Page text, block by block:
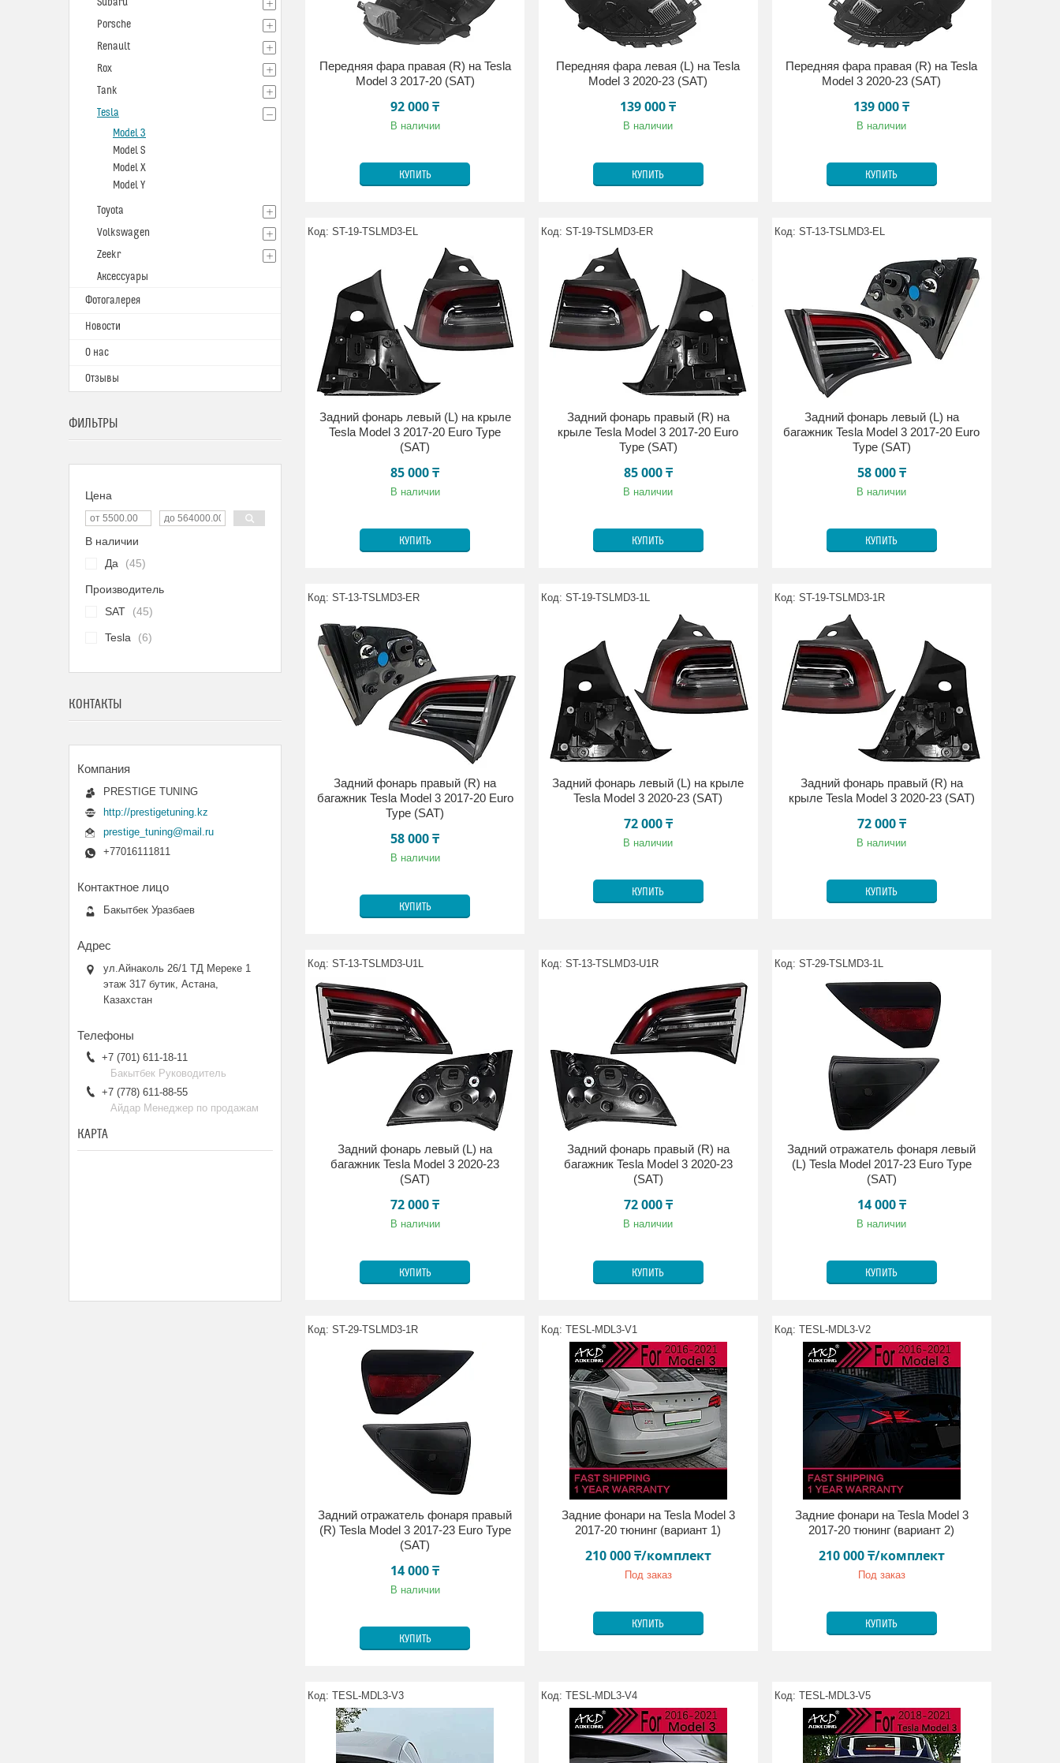
Передняя фара правая (R) на Tesla
Model 3 2017-20 (SAT)
92 000 ₸
В наличии
КУПИТЬ
Передняя фара левая (L) на Tesla
Model 3 2020-23 (SAT)
139 000 ₸
В наличии
КУПИТЬ
Передняя фара правая (R) на Tesla
Model 3 2020-23 (SAT)
139 000 ₸
В наличии
КУПИТЬ
ST-19-TSLMD3-EL
Задний фонарь левый (L) на крыле
Tesla Model 3 2017-20 Euro Type
(SAT)
85 000 ₸
В наличии
КУПИТЬ
ST-19-TSLMD3-ER
Задний фонарь правый (R) на
крыле Tesla Model 3 2017-20 Euro
Type (SAT)
85 000 ₸
В наличии
КУПИТЬ
ST-13-TSLMD3-EL
Задний фонарь левый (L) на
багажник Tesla Model 3 2017-20 Euro
Type (SAT)
58 000 ₸
В наличии
КУПИТЬ
ST-13-TSLMD3-ER
Задний фонарь правый (R) на
багажник Tesla Model 3 2017-20 Euro
Type (SAT)
58 000 ₸
В наличии
КУПИТЬ
ST-19-TSLMD3-1L
Задний фонарь левый (L) на крыле
Tesla Model 3 2020-23 (SAT)
72 000 ₸
В наличии
КУПИТЬ
ST-19-TSLMD3-1R
Задний фонарь правый (R) на
крыле Tesla Model 3 2020-23 (SAT)
72 000 ₸
В наличии
КУПИТЬ
ST-13-TSLMD3-U1L
Задний фонарь левый (L) на
багажник Tesla Model 3 2020-23
(SAT)
72 000 ₸
В наличии
КУПИТЬ
ST-13-TSLMD3-U1R
Задний фонарь правый (R) на
багажник Tesla Model 3 2020-23
(SAT)
72 000 ₸
В наличии
КУПИТЬ
ST-29-TSLMD3-1L
Задний отражатель фонаря левый
(L) Tesla Model 2017-23 Euro Type
(SAT)
14 000 ₸
В наличии
КУПИТЬ
ST-29-TSLMD3-1R
Задний отражатель фонаря правый
(R) Tesla Model 3 2017-23 Euro Type
(SAT)
14 000 ₸
В наличии
КУПИТЬ
TESL-MDL3-V1
Задние фонари на Tesla Model 3
2017-20 тюнинг (вариант 1)
210 000 ₸/комплект
Под заказ
КУПИТЬ
TESL-MDL3-V2
Задние фонари на Tesla Model 3
2017-20 тюнинг (вариант 2)
210 000 ₸/комплект
Под заказ
КУПИТЬ
TESL-MDL3-V3 TESL-MDL3-V4 TESL-MDL3-V5
Porsche
Renault
Rox
Tank
Tesla
Model 3
Model S
Model X
Model Y
Toyota
Volkswagen
Zeekr
Аксессуары
Фотогалерея
Новости
О нас
Отзывы
ФИЛЬТРЫ
Цена
В наличии
Да
45
Производитель
SAT
45
Tesla 6
КОНТАКТЫ
PRESTIGE TUNING
http://prestigetuning.kz
prestige_tuning@mail.ru
+77016111811
Бакытбек Уразбаев
ул.Айнаколь 26/1 ТД Мереке 1
этаж 317 бутик, Астана,
Казахстан
+7 (701) 611-18-11
Бакытбек Руководитель
+7 (778) 611-88-55
Айдар Менеджер по продажам
КАРТА